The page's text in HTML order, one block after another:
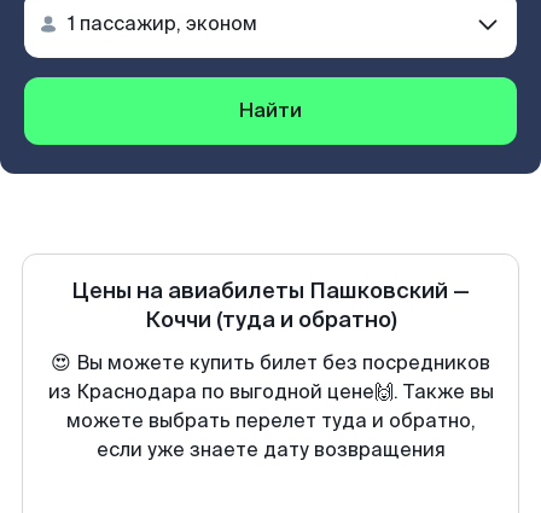
Найти
Цены на авиабилеты Пашковский —
Коччи (туда и обратно)
😍 Вы можете купить билет без посредников
из Краснодара по выгодной цене🙌. Также вы
можете выбрать перелет туда и обратно,
если уже знаете дату возвращения